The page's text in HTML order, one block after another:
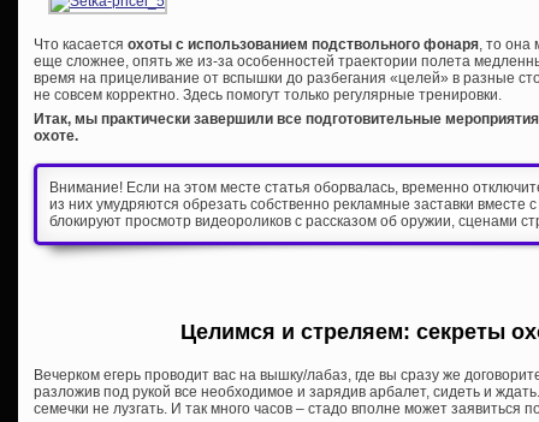
Что касается охоты с использованием подствольного фонаря, то она
еще сложнее, опять же из-за особенностей траектории полета
время на прицеливание от вспышки до разбегания «целей» в разные
не совсем корректно. Здесь помогут только регулярные тренировки.
Итак, мы практически завершили все подготовительные
охоте.
Внимание! Если на этом месте статья оборвалась, временно
из них умудряются обрезать собственно рекламные заставки вместе
блокируют просмотр видеороликов с рассказом об оружии, сценами
Целимся и стреляем: секреты
Вечерком егерь проводит вас на вышку/лабаз, где вы сразу же
разложив под рукой все необходимое и зарядив арбалет, сидеть и
семечки не лузгать. И так много часов – стадо вполне может заявиться